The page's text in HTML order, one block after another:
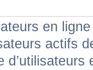
en
actifs